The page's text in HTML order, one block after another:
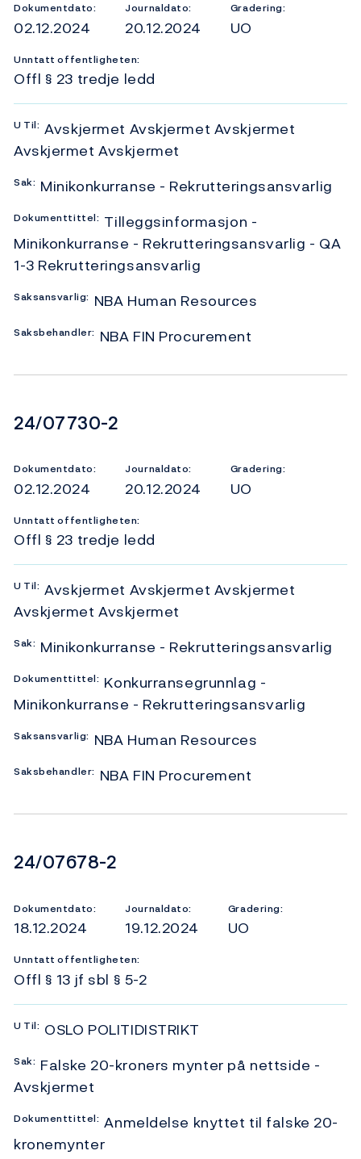
Dokumentdato:
02.12.2024
Journaldato:
20.12.2024
Gradering:
UO
Unntatt offentligheten:
Offl § 23 tredje ledd
U Til: Avskjermet Avskjermet Avskjermet
Avskjermet Avskjermet
Sak: Minikonkurranse - Rekrutteringsansvarlig
Dokumenttittel: Tilleggsinformasjon -
Minikonkurranse - Rekrutteringsansvarlig - QA
1-3 Rekrutteringsansvarlig
Saksansvarlig: NBA Human Resources
Saksbehandler: NBA FIN Procurement
Dokumentnummer
24/07730-2
Dokumentdato:
02.12.2024
Journaldato:
20.12.2024
Gradering:
UO
Unntatt offentligheten:
Offl § 23 tredje ledd
U Til: Avskjermet Avskjermet Avskjermet
Avskjermet Avskjermet
Sak: Minikonkurranse - Rekrutteringsansvarlig
Dokumenttittel: Konkurransegrunnlag -
Minikonkurranse - Rekrutteringsansvarlig
Saksansvarlig: NBA Human Resources
Saksbehandler: NBA FIN Procurement
Dokumentnummer
24/07678-2
Dokumentdato:
18.12.2024
Journaldato:
19.12.2024
Gradering:
UO
Unntatt offentligheten:
Offl § 13 jf sbl § 5-2
U Til: OSLO POLITIDISTRIKT
Sak: Falske 20-kroners mynter på nettside -
Avskjermet
Dokumenttittel: Anmeldelse knyttet til falske 20-
kronemynter